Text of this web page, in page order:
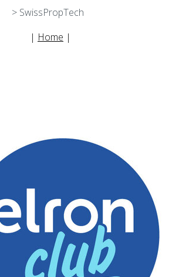
> SwissPropTech
| Home |